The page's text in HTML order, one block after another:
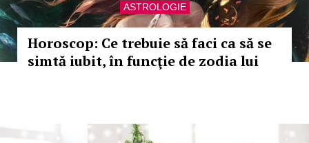
ASTROLOGIE
Horoscop: Ce trebuie să faci ca să se
simtă iubit, în funcţie de zodia lui